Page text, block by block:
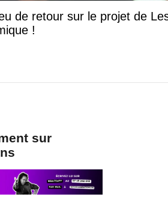
de retour sur le projet de
!
sur